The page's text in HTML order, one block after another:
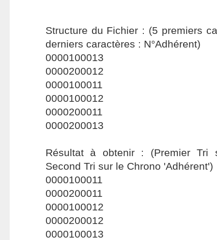
Structure du Fichier : (5 premiers
derniers caractères : N°Adhérent)
0000100013
0000200012
0000100011
0000100012
0000200011
0000200013
Résultat à obtenir : (Premier Tri
Second Tri sur le Chrono 'Adhérent')
0000100011
0000200011
0000100012
0000200012
0000100013